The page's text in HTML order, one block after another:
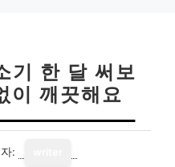
기 한 달 써보
이 깨끗해요
: